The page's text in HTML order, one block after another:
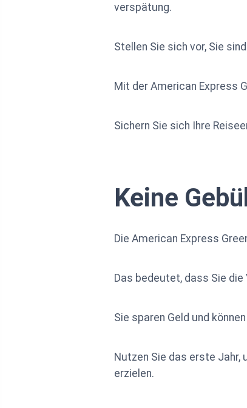
verspätung.
Stellen Sie sich vor, Sie
Mit der American Express
Sichern Sie sich Ihre
Keine
Die American Express
Das bedeutet, dass Sie die
Sie sparen Geld und
Nutzen Sie das erste Jahr,
erzielen.